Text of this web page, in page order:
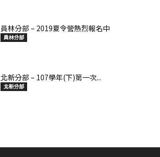
員林分部 – 2019夏令營熱烈報名中
員林分部
北新分部 – 107學年(下)第一次...
北新分部